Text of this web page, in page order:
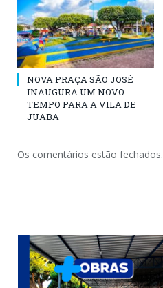
NOVA PRAÇA SÃO JOSÉ
INAUGURA UM NOVO
TEMPO PARA A VILA DE
JUABA
Os comentários estão fechados.